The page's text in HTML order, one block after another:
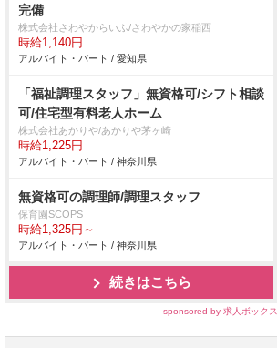
完備
株式会社さわやからいふ/さわやかの家稲西
時給1,140円
アルバイト・パート / 愛知県
「福祉調理スタッフ」無資格可/シフト相談
可/住宅型有料老人ホーム
株式会社あかりや/あかりや茅ヶ崎
時給1,225円
アルバイト・パート / 神奈川県
無資格可の調理師/調理スタッフ
保育園SCOPS
時給1,325円～
アルバイト・パート / 神奈川県
続きはこちら
sponsored by 求人ボックス